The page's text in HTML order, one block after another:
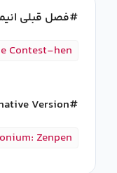
فصل قبلی
Contest-hen
Version
Zenpen